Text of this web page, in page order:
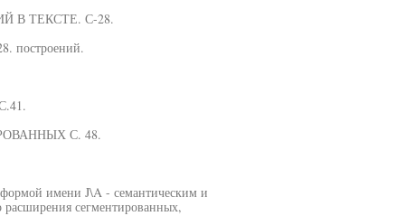
В ТЕКСТЕ. С-28.
построений.
С. 48.
имени J\A - семантическим и
сегментированных,